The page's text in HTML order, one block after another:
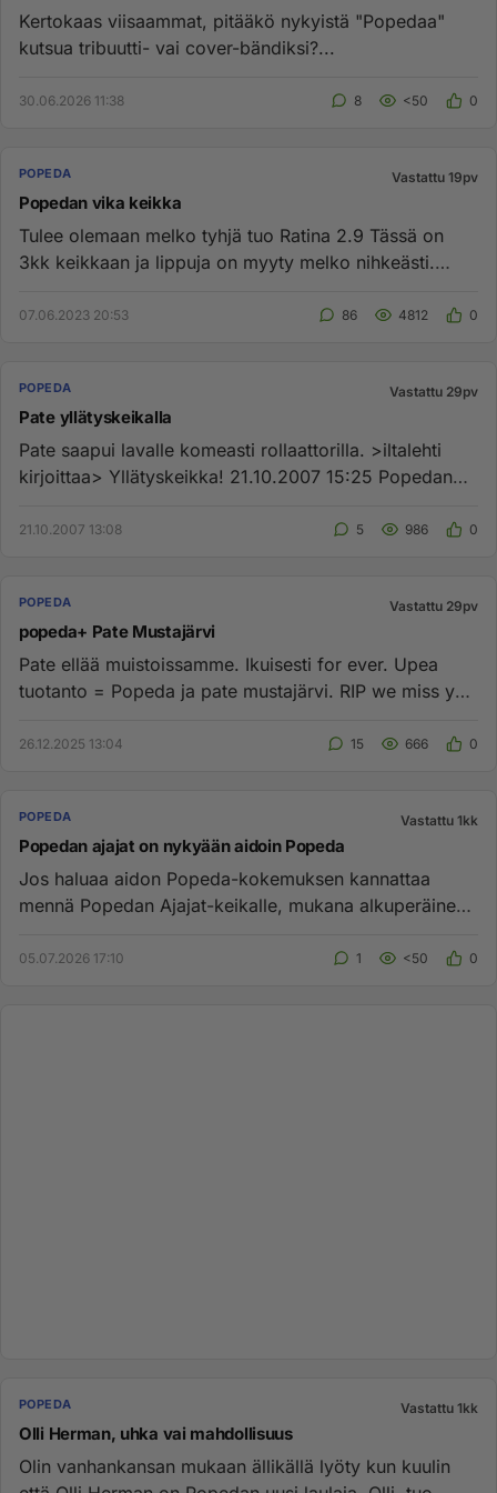
Kertokaas viisaammat, pitääkö nykyistä "Popedaa"
kutsua tribuutti- vai cover-bändiksi?...
30.06.2026 11:38 8 <50 0
POPEDA Vastattu 19pv
Popedan vika keikka
Tulee olemaan melko tyhjä tuo Ratina 2.9 Tässä on
3kk keikkaan ja lippuja on myyty melko nihkeästi.
07.06.2023 20:53 86 4812 0
POPEDA Vastattu 29pv
Pate yllätyskeikalla
Pate saapui lavalle komeasti rollaattorilla. >iltalehti
kirjoittaa> Yllätyskeikka! 21.10.2007 15:25 Popedan
21.10.2007 13:08 5 986 0
POPEDA Vastattu 29pv
popeda+ Pate Mustajärvi
Pate ellää muistoissamme. Ikuisesti for ever. Upea
tuotanto = Popeda ja pate mustajärvi. RIP we miss you
26.12.2025 13:04 15 666 0
POPEDA Vastattu 1kk
Popedan ajajat on nykyään aidoin Popeda
Jos haluaa aidon Popeda-kokemuksen kannattaa
mennä Popedan Ajajat-keikalle, mukana alkuperäinen
05.07.2026 17:10 1 <50 0
POPEDA Vastattu 1kk
Olli Herman, uhka vai mahdollisuus
Olin vanhankansan mukaan ällikällä lyöty kun kuulin